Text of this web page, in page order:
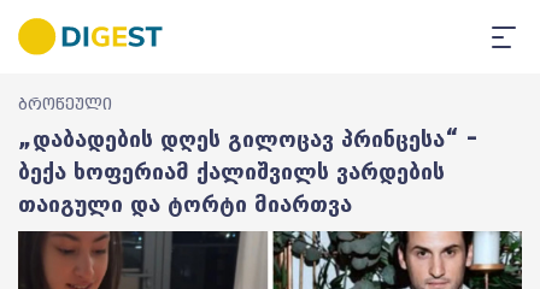
ბროწეული
„დაბადების დღეს გილოცავ პრინცესა“ –
ბექა ხოფერიამ ქალიშვილს ვარდების
თაიგული და ტორტი მიართვა